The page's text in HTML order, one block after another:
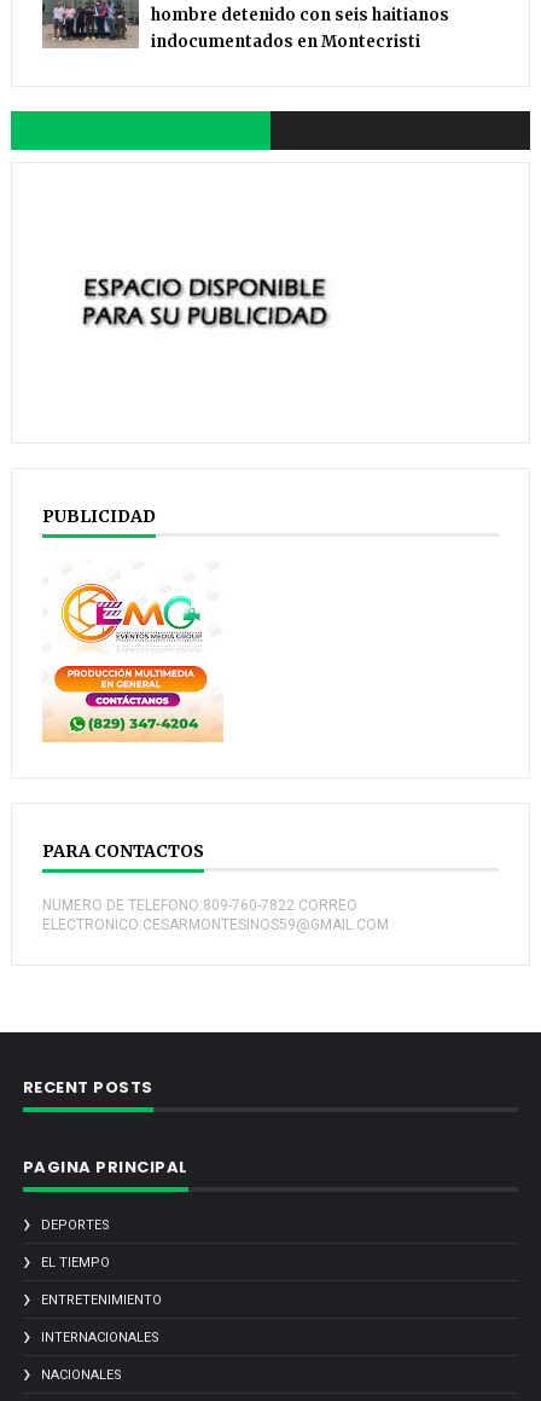
hombre detenido con seis haitianos
indocumentados en Montecristi
PUBLICIDAD
PARA CONTACTOS
NUMERO DE TELEFONO:809-760-7822 CORREO
ELECTRONICO:CESARMONTESINOS59@GMAIL.COM
RECENT POSTS
PAGINA PRINCIPAL
DEPORTES
EL TIEMPO
ENTRETENIMIENTO
INTERNACIONALES
NACIONALES